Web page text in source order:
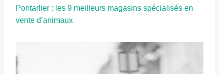
Pontarlier : les 9 meilleurs magasins spécialisés en
vente d’animaux